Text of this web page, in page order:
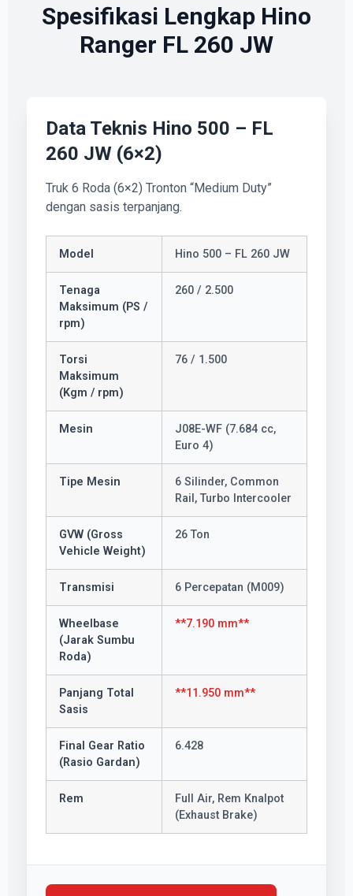
Spesifikasi Lengkap Hino
Ranger FL 260 JW
Data Teknis Hino 500 – FL
260 JW (6×2)
Truk 6 Roda (6×2) Tronton “Medium Duty”
dengan sasis terpanjang.
Model Hino 500 – FL 260 JW
Tenaga
Maksimum (PS /
rpm)
260 / 2.500
Torsi
Maksimum
(Kgm / rpm)
76 / 1.500
Mesin
J08E-WF (7.684 cc,
Euro 4)
Tipe Mesin
6 Silinder, Common
Rail, Turbo Intercooler
GVW (Gross
Vehicle Weight)
26 Ton
Transmisi 6 Percepatan (M009)
Wheelbase
(Jarak Sumbu
Roda)
**7.190 mm**
Panjang Total
Sasis
**11.950 mm**
Final Gear Ratio
(Rasio Gardan)
6.428
Rem
Full Air, Rem Knalpot
(Exhaust Brake)